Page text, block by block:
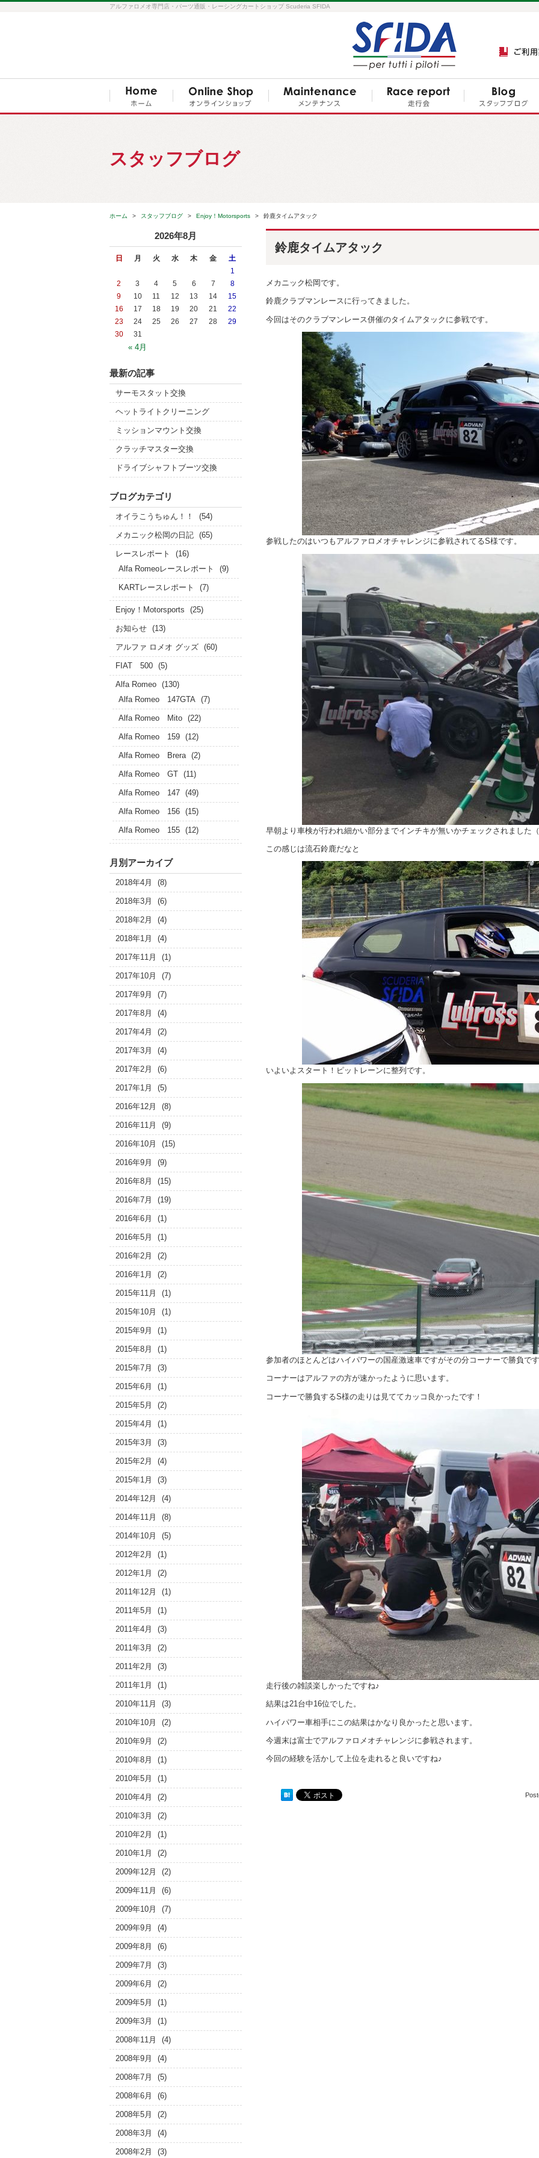
アルファロメオ専門店・パーツ通販・レーシングカートショップ Scuderia SFIDA
スタッフブログ
ホーム スタッフブログ Enjoy！Motorsports 鈴鹿タイムアタック
鈴鹿タイムアタック
メカニック松岡です。
鈴鹿クラブマンレースに行ってきました。
今回はそのクラブマンレース併催のタイムアタックに参戦です。
参戦したのはいつもアルファロメオチャレンジに参戦されてるS様です。
早朝より車検が行われ細かい部分までインチキが無いかチェックされました
この感じは流石鈴鹿だなと
いよいよスタート！ピットレーンに整列です。
参加者のほとんどはハイパワーの国産激速車ですがその分コーナーで勝負で
コーナーはアルファの方が速かったように思います。
コーナーで勝負するS様の走りは見ててカッコ良かったです！
走行後の雑談楽しかったですね♪
結果は21台中16位でした。
ハイパワー車相手にこの結果はかなり良かったと思います。
今週末は富士でアルファロメオチャレンジに参戦されます。
今回の経験を活かして上位を走れると良いですね♪
2026年8月
日 月 火 水 木 金 土
« 4月
1
2
3 4 5 6 7
8
9
10 11 12 13 14
15
16
17 18 19 20 21
22
23
24 25 26 27 28
29
30
31
最新の記事
サーモスタット交換
ヘットライトクリーニング
ミッションマウント交換
クラッチマスター交換
ドライブシャフトブーツ交換
ブログカテゴリ
オイラこうちゅん！！ (54)
メカニック松岡の日記 (65)
レースレポート
(16)
Alfa Romeoレースレポート
(9)
KARTレースレポート (7)
Enjoy！Motorsports (25)
お知らせ (13)
アルファ ロメオ グッズ (60)
FIAT 500 (5)
Alfa Romeo (130)
Alfa Romeo 147GTA (7)
Alfa Romeo Mito (22)
Alfa Romeo 159 (12)
Alfa Romeo Brera (2)
Alfa Romeo GT (11)
Alfa Romeo 147 (49)
Alfa Romeo 156 (15)
Alfa Romeo 155 (12)
月別アーカイブ
2018年4月 (8)
2018年3月 (6)
2018年2月 (4)
2018年1月 (4)
2017年11月 (1)
2017年10月 (7)
2017年9月 (7)
2017年8月 (4)
2017年4月 (2)
2017年3月 (4)
2017年2月 (6)
2017年1月 (5)
2016年12月 (8)
2016年11月 (9)
2016年10月 (15)
2016年9月 (9)
2016年8月 (15)
2016年7月 (19)
2016年6月 (1)
2016年5月 (1)
2016年2月 (2)
2016年1月 (2)
2015年11月 (1)
2015年10月 (1)
2015年9月 (1)
2015年8月 (1)
2015年7月 (3)
2015年6月 (1)
2015年5月 (2)
2015年4月 (1)
2015年3月 (3)
2015年2月 (4)
2015年1月 (3)
2014年12月 (4)
2014年11月 (8)
2014年10月 (5)
2012年2月 (1)
2012年1月 (2)
2011年12月 (1)
2011年5月 (1)
2011年4月 (3)
2011年3月 (2)
2011年2月 (3)
2011年1月 (1)
2010年11月 (3)
2010年10月 (2)
2010年9月 (2)
2010年8月 (1)
2010年5月 (1)
2010年4月 (2)
2010年3月 (2)
2010年2月 (1)
2010年1月 (2)
2009年12月 (2)
2009年11月 (6)
2009年10月 (7)
2009年9月 (4)
2009年8月 (6)
2009年7月 (3)
2009年6月 (2)
2009年5月 (1)
2009年3月 (1)
2008年11月 (4)
2008年9月 (4)
2008年7月 (5)
2008年6月 (6)
2008年5月 (2)
2008年3月 (4)
2008年2月 (3)